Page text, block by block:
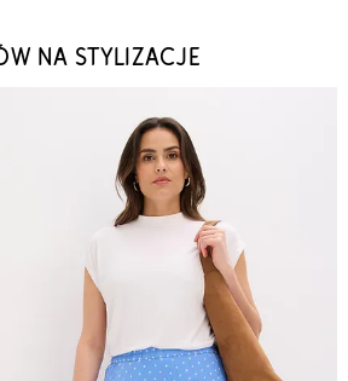
NA STYLIZACJE